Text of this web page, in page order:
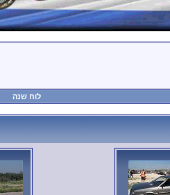
לוח שנה